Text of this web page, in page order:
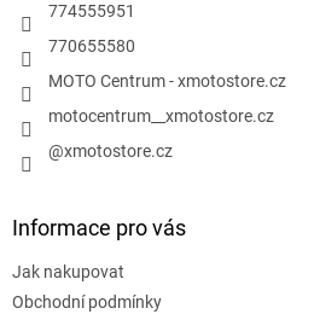
774555951
770655580
MOTO Centrum - xmotostore.cz
motocentrum__xmotostore.cz
@xmotostore.cz
Informace pro vás
Jak nakupovat
Obchodní podmínky